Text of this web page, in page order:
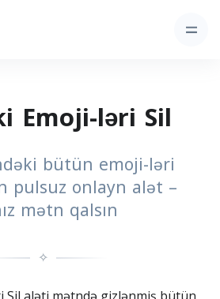
Emoji-ləri Sil
bütün emoji-ləri
pulsuz onlayn alət –
mətn qalsın
✧